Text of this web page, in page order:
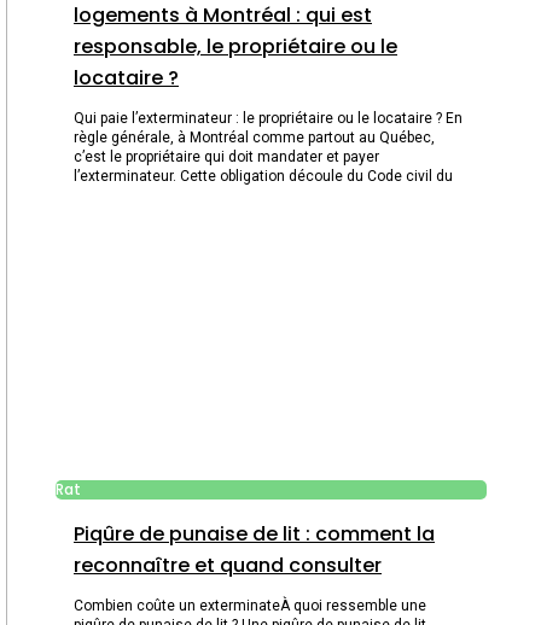
logements à Montréal : qui est
responsable, le propriétaire ou le
locataire ?
Qui paie l’exterminateur : le propriétaire ou le locataire ? En
règle générale, à Montréal comme partout au Québec,
c’est le propriétaire qui doit mandater et payer
l’exterminateur. Cette obligation découle du Code civil du
Rat
Piqûre de punaise de lit : comment la
reconnaître et quand consulter
Combien coûte un exterminateÀ quoi ressemble une